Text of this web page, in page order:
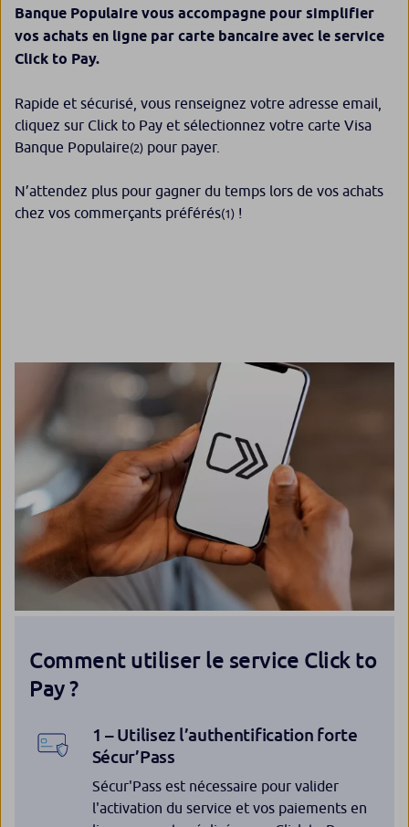
Banque Populaire vous accompagne pour simplifier
vos achats en ligne par carte bancaire avec le service
Click to Pay.
Rapide et sécurisé, vous renseignez votre adresse email,
cliquez sur Click to Pay et sélectionnez votre carte Visa
Banque Populaire(2) pour payer.
N’attendez plus pour gagner du temps lors de vos achats
chez vos commerçants préférés(1) !
Comment utiliser le service Click to
Pay ?
1 – Utilisez l’authentification forte
Sécur’Pass
Sécur'Pass est nécessaire pour valider
l'activation du service et vos paiements en